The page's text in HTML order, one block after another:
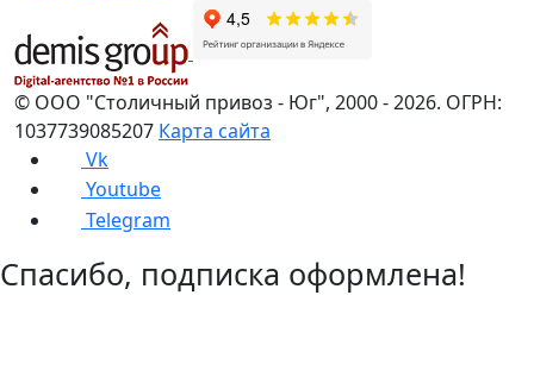
© ООО "Столичный привоз - Юг", 2000- 2026. ОГРН:
1037739085207 Карта сайта
Vk
Youtube
Telegram
Спасибо, подписка оформлена!